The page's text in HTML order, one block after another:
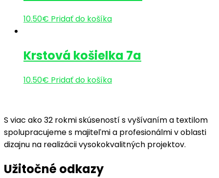
10.50€ Pridať do košíka
Krstová košielka 7a
10.50€ Pridať do košíka
S viac ako 32 rokmi skúseností s vyšívaním a textilom
spolupracujeme s majiteľmi a profesionálmi v oblasti
dizajnu na realizácii vysokokvalitných projektov.
Užitočné odkazy